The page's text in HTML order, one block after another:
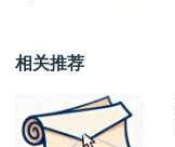
相关推荐